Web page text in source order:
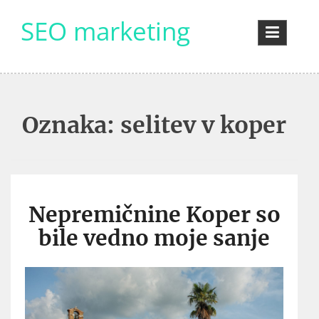
contentSEO marketing
Oznaka: selitev v koper
Nepremičnine Koper so
bile vedno moje sanje